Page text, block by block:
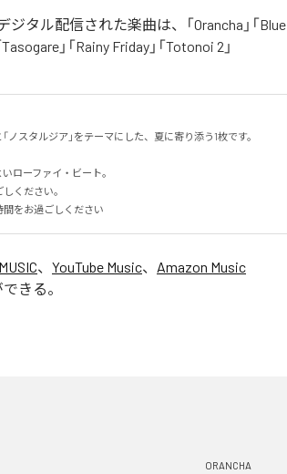
タル配信された楽曲は、「Orancha」「Blue
」「Rainy Friday」「Totonoi 2」
ノスタルジア」をテーマにした、夏に寄り添う1枚です。
ローファイ・ビート。
ください。
をお過ごしください
、 YouTube Music、 Amazon Music
きる。
ORANCHA